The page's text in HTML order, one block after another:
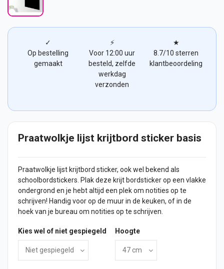
✓
Op bestelling
gemaakt
⚡
Voor 12:00 uur
besteld, zelfde
werkdag
verzonden
★
8.7/10 sterren
klantbeoordeling
Praatwolkje lijst krijtbord sticker basis
Praatwolkje lijst krijtbord sticker, ook wel bekend als
schoolbordstickers. Plak deze krijt bordsticker op een vlakke
ondergrond en je hebt altijd een plek om notities op te
schrijven! Handig voor op de muur in de keuken, of in de
hoek van je bureau om notities op te schrijven.
Kies wel of niet gespiegeld Hoogte